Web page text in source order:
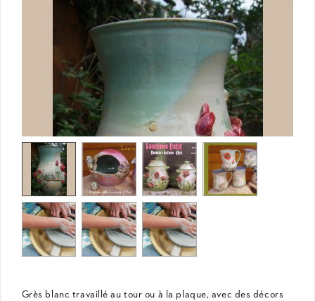
Grès blanc travaillé au tour ou à la plaque, avec des décors